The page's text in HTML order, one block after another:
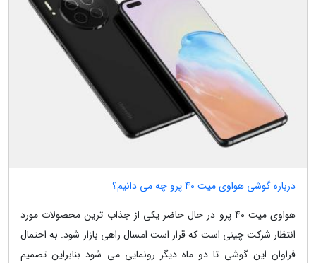
درباره گوشی هواوی میت 40 پرو چه می دانیم؟
هواوی میت 40 پرو در حال حاضر یکی از جذاب ترین محصولات مورد
انتظار شرکت چینی است که قرار است امسال راهی بازار شود. به احتمال
فراوان این گوشی تا دو ماه دیگر رونمایی می شود بنابراین تصمیم